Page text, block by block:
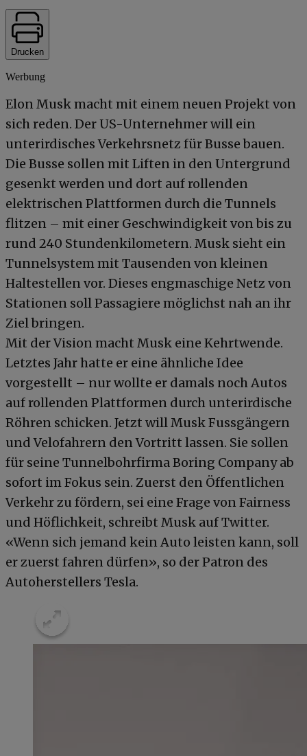
Drucken
Werbung
Elon Musk macht mit einem neuen Projekt von
sich reden. Der US-Unternehmer will ein
unterirdisches Verkehrsnetz für Busse bauen.
Die Busse sollen mit Liften in den Untergrund
gesenkt werden und dort auf rollenden
elektrischen Plattformen durch die Tunnels
flitzen – mit einer Geschwindigkeit von bis zu
rund 240 Stundenkilometern. Musk sieht ein
Tunnelsystem mit Tausenden von kleinen
Haltestellen vor. Dieses engmaschige Netz von
Stationen soll Passagiere möglichst nah an ihr
Ziel bringen.
Mit der Vision macht Musk eine Kehrtwende.
Letztes Jahr hatte er eine ähnliche Idee
vorgestellt – nur wollte er damals noch Autos
auf rollenden Plattformen durch unterirdische
Röhren schicken. Jetzt will Musk Fussgängern
und Velofahrern den Vortritt lassen. Sie sollen
für seine Tunnelbohrfirma Boring Company ab
sofort im Fokus sein. Zuerst den Öffentlichen
Verkehr zu fördern, sei eine Frage von Fairness
und Höflichkeit, schreibt Musk auf Twitter.
«Wenn sich jemand kein Auto leisten kann, soll
er zuerst fahren dürfen», so der Patron des
Autoherstellers Tesla.